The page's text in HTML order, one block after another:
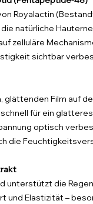
Royalactin
natürliche
zelluläre
sichtbar
glättenden Film auf
für ein
optisch
die
unterstützt die
und Elastizität –